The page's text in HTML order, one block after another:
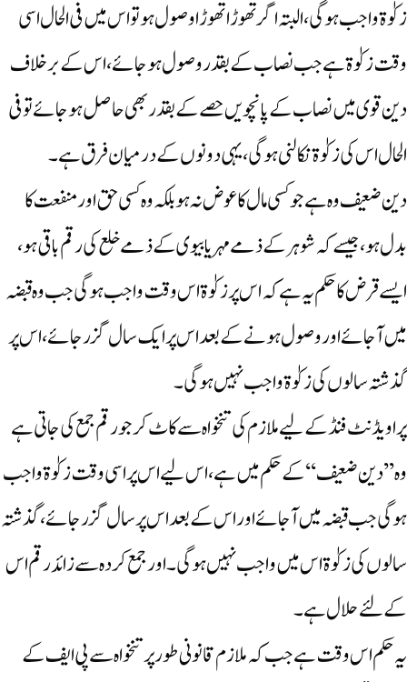
زکوٰۃ واجب ہوگی، البتہ اگر تھوڑا تھوڑا وصول ہو تو اس میں فی الحال اسی
وقت زکوٰۃ ہے جب نصاب کے بقدر وصول ہوجائے، اس کے برخلاف
دین قوی میں نصاب کے پانچویں حصے کے بقد ر بھی حاصل ہوجائے تو فی
الحال اس کی زکوٰۃ نکالنی ہوگی، یہی دونوں کے درمیان فرق ہے۔
دین ضعیف وہ ہے جو کسی مال کا عوض نہ ہو بلکہ وہ کسی حق اور منفعت کا
بدل ہو، جیسے کہ شوہر کے ذمے مہر یا بیوی کے ذمے خلع کی رقم باقی ہو،
ایسے قرض کا حکم یہ ہے کہ اس پر زکوٰۃ اس وقت واجب ہوگی جب وہ قبضہ
میں آجائے اوروصول ہونے کے بعد اس پر ایک سال گزر جائے، اس پر
گذشتہ سالوں کی زکوٰۃ واجب نہیں ہوگی۔
پراویڈنٹ فنڈ کے لیے ملازم کی تنخواہ سے کاٹ کر جو رقم جمع کی جاتی ہے
وہ ’’دین ضعیف‘‘ کے حکم میں ہے، اس لیے اس پر اسی وقت زکوٰۃ واجب
ہوگی جب قبضہ میں آجائے اور اس کے بعد اس پر سال گزر جائے، گذشتہ
سالوں کی زکوٰۃ اس میں واجب نہیں ہوگی۔ اور جمع کردہ سے زائد رقم اس
کے لئے حلال ہے ۔
یہ حکم اس وقت ہے جب کہ ملازم قانونی طور پر تنخواہ سے پی ایف کے